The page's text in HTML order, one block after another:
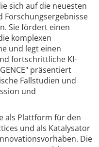
sich auf die neuesten
Forschungsergebnisse
Sie fördert einen
komplexen
und legt einen
fortschrittliche KI-
präsentiert
Fallstudien und
und
als Plattform für den
und als Katalysator
Die